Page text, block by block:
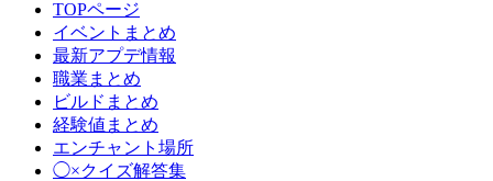
TOPページ
イベントまとめ
最新アプデ情報
職業まとめ
ビルドまとめ
経験値まとめ
エンチャント場所
◯×クイズ解答集